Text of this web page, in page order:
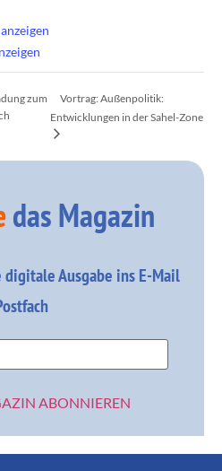
zum
Vortrag: Außenpolitik:
Entwicklungen in der Sahel-Zone
das Magazin
Ausgabe ins E-Mail